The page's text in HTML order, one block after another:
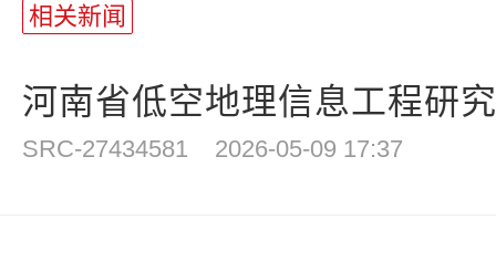
相关新闻
河南省低空地理信息工程研
SRC-27434581 2026-05-09 17:37